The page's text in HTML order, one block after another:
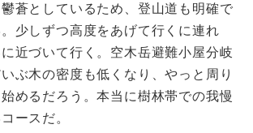
蒼としているため、登山道も明確で
少しずつ高度をあげて行くに連れ
近づいて行く。空木岳避難小屋分岐
ぶ木の密度も低くなり、やっと周り
めるだろう。本当に樹林帯での我慢
ースだ。